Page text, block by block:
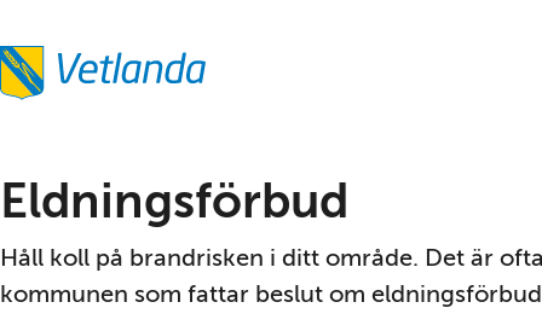
Eldningsförbud
Håll koll på brandrisken i ditt område. Det är
kommunen som fattar beslut om